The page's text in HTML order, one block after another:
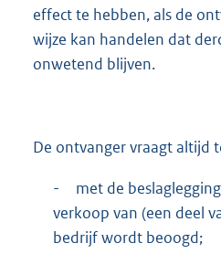
effect te hebben, als de
wijze kan handelen dat
onwetend blijven.
De ontvanger vraagt altijd
-
met de
verkoop van (een deel
bedrijf wordt beoogd;